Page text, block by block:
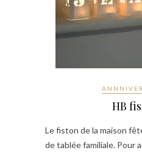
HB
Le fiston de la maison
de tablée familiale. Pour